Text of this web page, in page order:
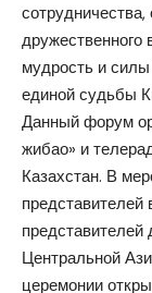
мудрость и
единой судьбы
Данный форум
жибао» и
Казахстан. В
представителей
Центральной
церемонии